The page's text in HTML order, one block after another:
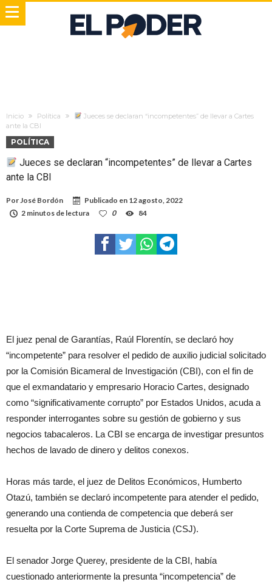
Inicio Política
Jueces se declaran “incompetentes” de llevar a Cartes
ante la CBI
POLÍTICA
Jueces se declaran “incompetentes” de llevar a Cartes
ante la CBI
PorJosé Bordón Publicado en 12 agosto, 2022
2 minutos de lectura
0 84
El juez penal de Garantías, Raúl Florentín, se declaró hoy
“incompetente” para resolver el pedido de auxilio judicial solicitado
por la Comisión Bicameral de Investigación (CBI), con el fin de
que el exmandatario y empresario Horacio Cartes, designado
como “significativamente corrupto” por Estados Unidos, acuda a
responder interrogantes sobre su gestión de gobierno y sus
negocios tabacaleros. La CBI se encarga de investigar presuntos
hechos de lavado de dinero y delitos conexos.
Horas más tarde, el juez de Delitos Económicos, Humberto
Otazú, también se declaró incompetente para atender el pedido,
generando una contienda de competencia que deberá ser
resuelta por la Corte Suprema de Justicia (CSJ).
El senador Jorge Querey, presidente de la CBI, había
cuestionado anteriormente la presunta “incompetencia” de